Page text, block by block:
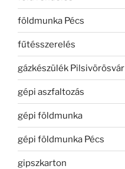
földmunka Pécs
fűtésszerelés
gázkészülék Pilsivörösvár
gépi aszfaltozás
gépi földmunka
gépi földmunka Pécs
gipszkarton